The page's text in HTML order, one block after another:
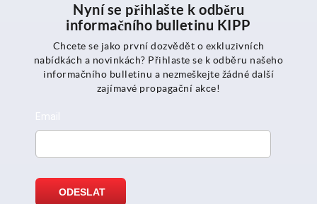
Nyní se přihlašte k odběru
informačního bulletinu KIPP
Chcete se jako první dozvědět o exkluzivních
nabídkách a novinkách? Přihlaste se k odběru našeho
informačního bulletinu a nezmeškejte žádné další
zajímavé propagační akce!